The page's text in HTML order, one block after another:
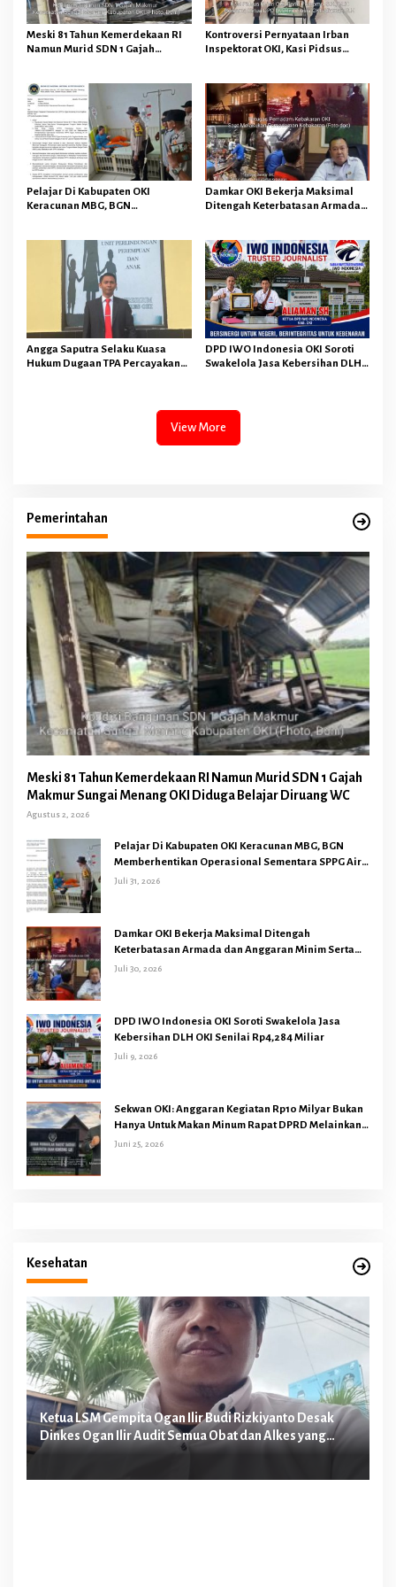
Meski 81 Tahun Kemerdekaan RI
Namun Murid SDN 1 Gajah
Kontroversi Pernyataan Irban
Inspektorat OKI, Kasi Pidsus
Keuangan Negara Tidak
Menghapuskan Hukuman Pidana
Bagi Pelaku
Pelajar Di Kabupaten OKI
Keracunan MBG, BGN
Bandar Jaya
Damkar OKI Bekerja Maksimal
Ditengah Keterbatasan Armada
Angga Saputra Selaku Kuasa
Hukum Dugaan TPA Percayakan
DPD IWO Indonesia OKI Soroti
Swakelola Jasa Kebersihan DLH
View More
Pemerintahan
Meski 81 Tahun Kemerdekaan RI Namun Murid SDN 1 Gajah
Makmur Sungai Menang OKI Diduga Belajar Diruang WC
Agustus 2, 2026
Pelajar Di Kabupaten OKI Keracunan MBG, BGN
Memberhentikan Operasional Sementara SPPG Air
Sugihan Bandar Jaya
Juli 31, 2026
Damkar OKI Bekerja Maksimal Ditengah
Keterbatasan Armada dan Anggaran Minim Serta
Gaji Jauh Dari Harapan
Juli 30, 2026
DPD IWO Indonesia OKI Soroti Swakelola Jasa
Kebersihan DLH OKI Senilai Rp4,284 Miliar
Juli 9, 2026
Sekwan OKI: Anggaran Kegiatan Rp10 Milyar Bukan
Hanya Untuk Makan Minum Rapat DPRD Melainkan
Juga Kegiatan Reses Dapil 45 Anggota Dewan
Juni 25, 2026
Kesehatan
Ketua LSM Gempita Ogan Ilir Budi Rizkiyanto Desak
Dinkes Ogan Ilir Audit Semua Obat dan Alkes yang
Diduga Dipakai Perawat E Malpraktek